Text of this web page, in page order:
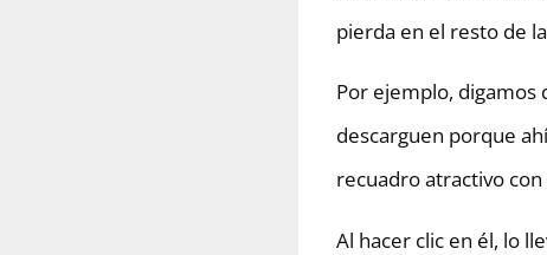
pierda en el resto de
Por ejemplo, digamos
descarguen porque
recuadro atractivo
Al hacer clic en él, lo